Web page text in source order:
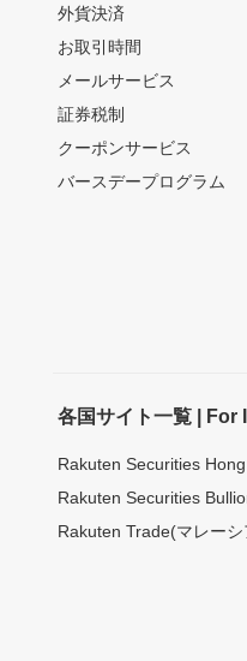
外貨決済
お取引時間
メールサービス
証券税制
クーポンサービス
バースデープログラム
各国サイト一覧 | For
Rakuten Securities
Rakuten Securities
Rakuten Trade(マレーシ